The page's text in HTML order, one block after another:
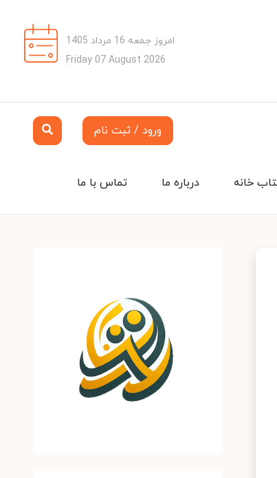
امروز جمعه 16 مرداد 1405
Friday 07 August 2026
ورود / ثبت نام
تماس با ما درباره ما خانه